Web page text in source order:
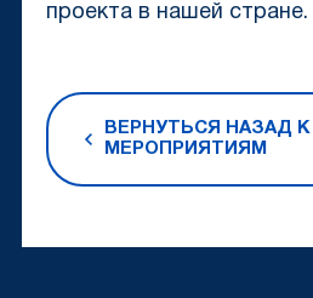
проекта в нашей стране.
ВЕРНУТЬСЯ НАЗАД К
МЕРОПРИЯТИЯМ